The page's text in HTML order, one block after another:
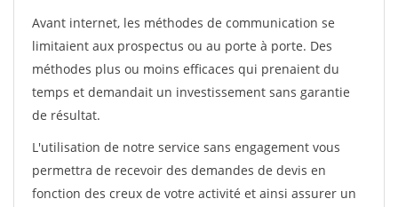
Avant internet, les méthodes de communication se
limitaient aux prospectus ou au porte à porte. Des
méthodes plus ou moins efficaces qui prenaient du
temps et demandait un investissement sans garantie
de résultat.
L'utilisation de notre service sans engagement vous
permettra de recevoir des demandes de devis en
fonction des creux de votre activité et ainsi assurer un